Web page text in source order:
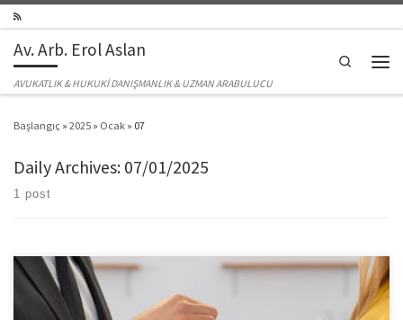
Av. Arb. Erol Aslan
AVUKATLIK & HUKUKİ DANIŞMANLIK & UZMAN ARABULUCU
Search
Başlangıç » 2025 » Ocak » 07
Daily Archives: 07/01/2025
1 post